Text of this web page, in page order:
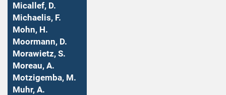
Micallef, D.
Michaelis, F.
Mohn, H.
Moormann, D.
Morawietz, S.
Moreau, A.
Motzigemba, M.
Muhr, A.